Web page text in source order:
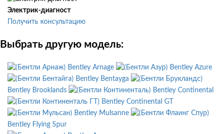
Электрик-диагност
Получить консультацию
Выбрать другую модель:
Bentley Arnage
Bentley Azure
Bentley Bentayga
Bentley Brooklands
Bentley Continental
Bentley Continental GT
Bentley Mulsanne
Bentley Flying Spur